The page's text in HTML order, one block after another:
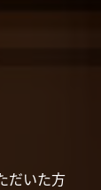
だいた方